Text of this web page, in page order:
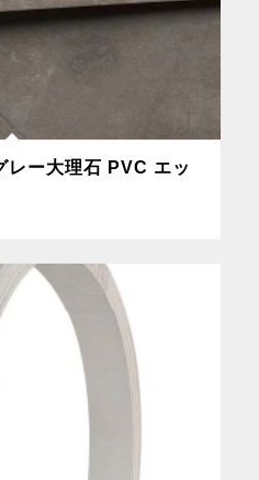
レー大理石 PVC エッ